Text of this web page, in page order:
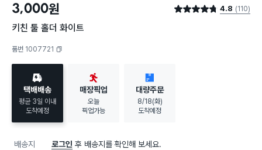
3,000원 별점 4.8점 4.8 (110)
키친 툴 홀더 화이트
품번 1007721
택배배송
평균 3일 이내
도착예정
매장픽업
오늘
픽업가능
대량주문
8/18(화)
도착예정
배송지 로그인 후 배송지를 확인해 보세요.